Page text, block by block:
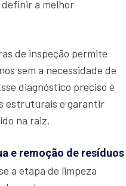
a melhor
de inspeção permite
sem a necessidade de
diagnóstico preciso é
estruturais e garantir
na raiz.
e remoção de resíduos
a etapa de limpeza